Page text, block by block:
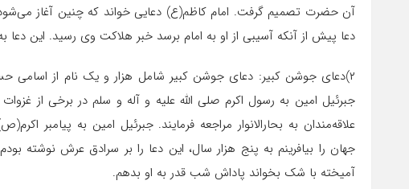
آن حضرت تصمیم گرفت. امام کاظم(ع) دعایی خواند که چنین آغاز
دعا پیش از آنکه آسیبی از او به امام برسد خبر هلاکت وی رسید. این
۲)دعای جوشن کبیر: دعای جوشن کبیر شامل هزار و یک نام از اسامی
جبرئیل امین به رسول اکرم صلی الله علیه و آله و سلم در برخی از
علاقه‌مندان به بحارالانوار مراجعه فرمایند. جبرئیل امین به پیامبر
جهان را بیافرینم به پنج هزار سال، این دعا را بر سرادق عرش نوشته
آمیخته با شک بخواند پاداش شب قدر به او بدهم.